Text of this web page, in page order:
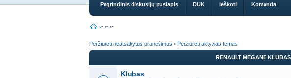
Pagrindinis diskusijų puslapis DUK Ieškoti Komanda
‹- ‹- ‹-
Peržiūrėti neatsakytus pranešimus • Peržiūrėti aktyvias temas
RENAULT MEGANE KLUBAS
Klubas